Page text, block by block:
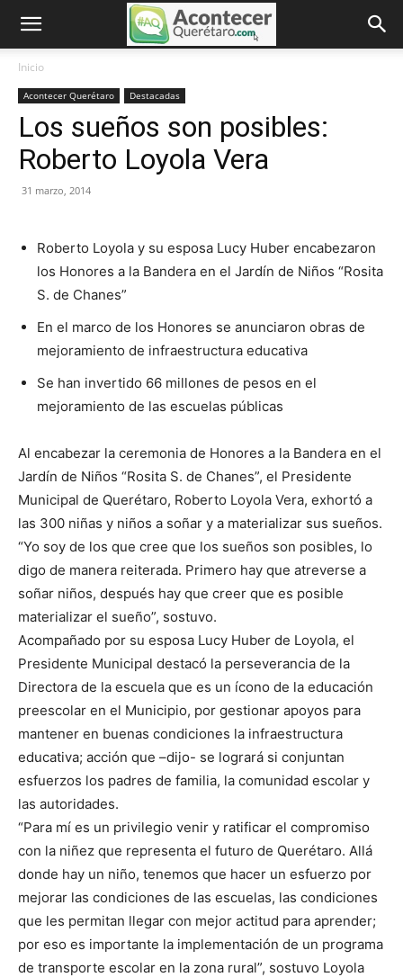
Inicio
Acontecer Querétaro Destacadas
Los sueños son posibles:
Roberto Loyola Vera
31 marzo, 2014
Roberto Loyola y su esposa Lucy Huber encabezaron
los Honores a la Bandera en el Jardín de Niños “Rosita
S. de Chanes”
En el marco de los Honores se anunciaron obras de
mejoramiento de infraestructura educativa
Se han invertido 66 millones de pesos en el
mejoramiento de las escuelas públicas
Al encabezar la ceremonia de Honores a la Bandera en el
Jardín de Niños “Rosita S. de Chanes”, el Presidente
Municipal de Querétaro, Roberto Loyola Vera, exhortó a
las 300 niñas y niños a soñar y a materializar sus sueños.
“Yo soy de los que cree que los sueños son posibles, lo
digo de manera reiterada. Primero hay que atreverse a
soñar niños, después hay que creer que es posible
materializar el sueño”, sostuvo.
Acompañado por su esposa Lucy Huber de Loyola, el
Presidente Municipal destacó la perseverancia de la
Directora de la escuela que es un ícono de la educación
preescolar en el Municipio, por gestionar apoyos para
mantener en buenas condiciones la infraestructura
educativa; acción que –dijo- se logrará si conjuntan
esfuerzos los padres de familia, la comunidad escolar y
las autoridades.
“Para mí es un privilegio venir y ratificar el compromiso
con la niñez que representa el futuro de Querétaro. Allá
donde hay un niño, tenemos que hacer un esfuerzo por
mejorar las condiciones de las escuelas, las condiciones
que les permitan llegar con mejor actitud para aprender;
por eso es importante la implementación de un programa
de transporte escolar en la zona rural”, sostuvo Loyola